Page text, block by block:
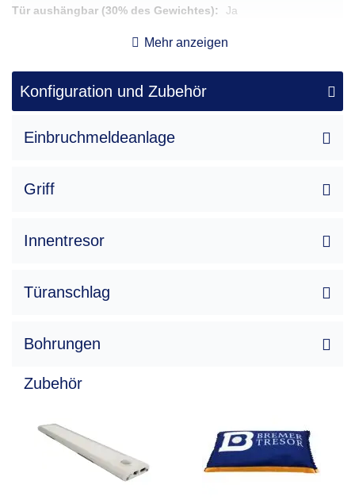
Ja
9,5cm
rechts
Hängegriff aus Metall, 6 cm vorstehend (BT-80274.20)
62 x 44 x 49
1,00 Stk.
Mehr anzeigen
Konfiguration und Zubehör
Einbruchmeldeanlage
Griff
Innentresor
Türanschlag
Bohrungen
Zubehör